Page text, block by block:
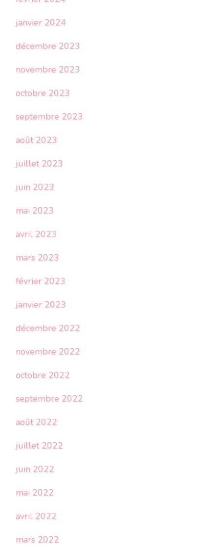
janvier 2024
décembre 2023
novembre 2023
octobre 2023
septembre 2023
août 2023
juillet 2023
juin 2023
mai 2023
avril 2023
mars 2023
février 2023
janvier 2023
décembre 2022
novembre 2022
octobre 2022
septembre 2022
août 2022
juillet 2022
juin 2022
mai 2022
avril 2022
mars 2022